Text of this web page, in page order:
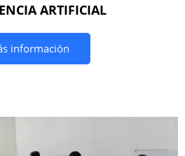
ARTIFICIAL
información